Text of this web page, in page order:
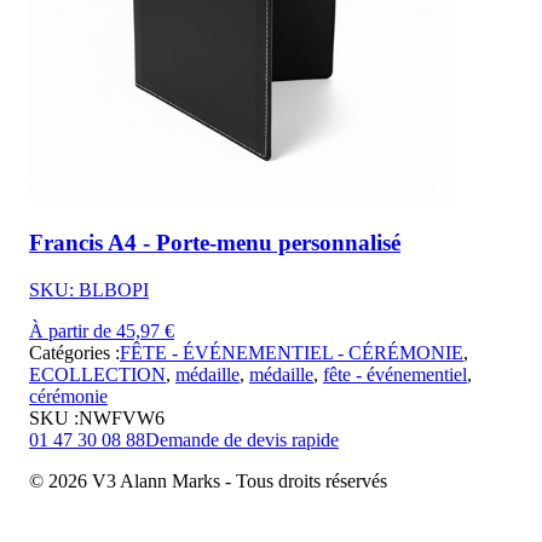
Francis A4 - Porte-menu personnalisé
SKU: BLBOPI
À partir de 45,97 €
Catégories :FÊTE - ÉVÉNEMENTIEL - CÉRÉMONIE,
ECOLLECTION, médaille, médaille, fête - événementiel,
cérémonie
SKU :NWFVW6
01 47 30 08 88Demande de devis rapide
© 2026 V3 Alann Marks - Tous droits réservés